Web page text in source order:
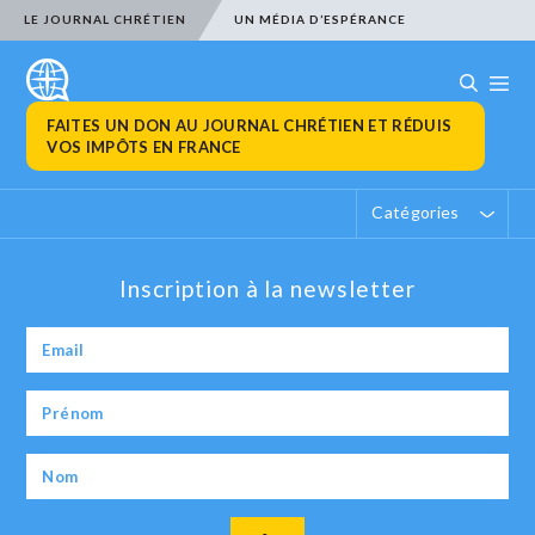
LE JOURNAL CHRÉTIEN UN MÉDIA D’ESPÉRANCE
FAITES UN DON AU JOURNAL CHRÉTIEN ET RÉDUIS
VOS IMPÔTS EN FRANCE
Catégories
Inscription à la newsletter